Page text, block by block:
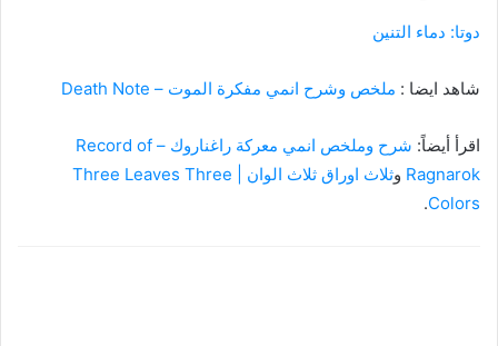
دوتا: دماء التنين
شاهد ايضا : ملخص وشرح انمي مفكرة الموت – Death Note
اقرأ أيضاً:
شرح وملخص انمي معركة راغناروك – Record of
Ragnarok و
ثلاث اوراق ثلاث الوان | Three Leaves Three
Colors
.